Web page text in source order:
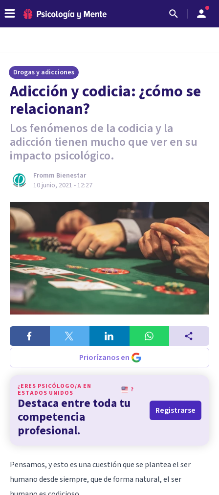
Drogas y adicciones
Adicción y codicia: ¿cómo se
relacionan?
Los fenómenos de la codicia y la
adicción tienen mucho que ver en su
impacto psicológico.
Fromm Bienestar
10 junio, 2021 - 12:27
Priorízanos en
¿ERES PSICÓLOGO/A EN
ESTADOS UNIDOS
?
Destaca entre toda tu
competencia
profesional.
Registrarse
Pensamos, y esto es una cuestión que se plantea el ser
humano desde siempre, que de forma natural, el ser